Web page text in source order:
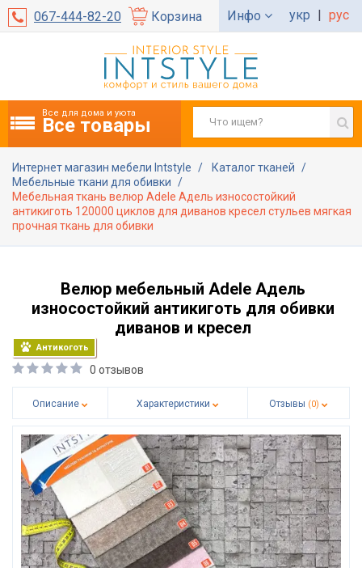
067-444-82-20 Корзина Инфо укр | рус
Все для дома и уюта
Все товары
Интернет магазин мебели Intstyle
Каталог тканей
Мебельные ткани для обивки
Мебельная ткань велюр Adele Адель износостойкий
антикиготь 120000 циклов для диванов кресел стульев мягкая
прочная ткань для обивки
Велюр мебельный Adele Адель
износостойкий антикиготь для обивки
диванов и кресел
Антикоготь
0 отзывов
Описание Характеристики Отзывы (0)